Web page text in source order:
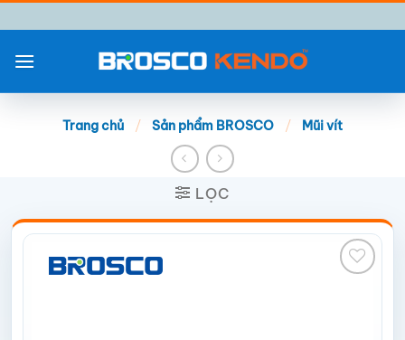
đến
nội
Trang chủ / Sản phẩm BROSCO / Mũi vít
LỌC